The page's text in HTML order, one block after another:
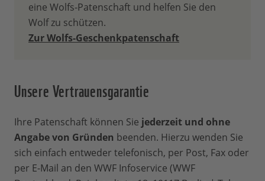
eingesetzt. Dabei hilft Ihre Patenschaft
gleich fünffach: 1. trägt sie zum Schutz
von Lebensräumen bei, 2. hilft sie bei der
bekämpfen, 4. stärkt sie die
Umweltbildung, 5. hilft sie dabei,
Wildhüter auszubilden. Mit 30 % Ihres
Beitrags unterstützen Sie auch unsere
weltweite Arbeit für den Natur- und
Umweltschutz - immer dort, wo unsere
Hilfe am dringendsten gebraucht wird.
eine Wolfs-Patenschaft und helfen Sie den
Wolf zu schützen.
Zur Wolfs-Geschenkpatenschaft
Unsere Vertrauensgarantie
Ihre Patenschaft können Sie jederzeit und ohne
Angabe von Gründen beenden. Hierzu wenden Sie
sich einfach entweder telefonisch, per Post, Fax oder
per E-Mail an den WWF Infoservice (WWF